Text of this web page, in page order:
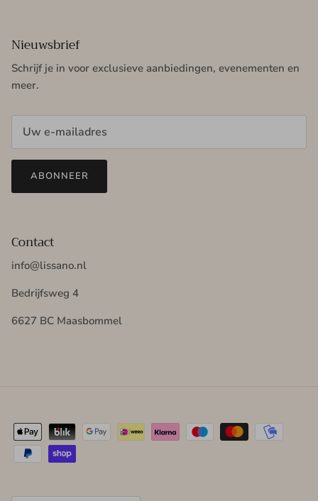
Nieuwsbrief
Schrijf je in voor exclusieve aanbiedingen, evenementen en
meer.
ABONNEER
Contact
info@lissano.nl
Bedrijfsweg 4
6627 BC Maasbommel